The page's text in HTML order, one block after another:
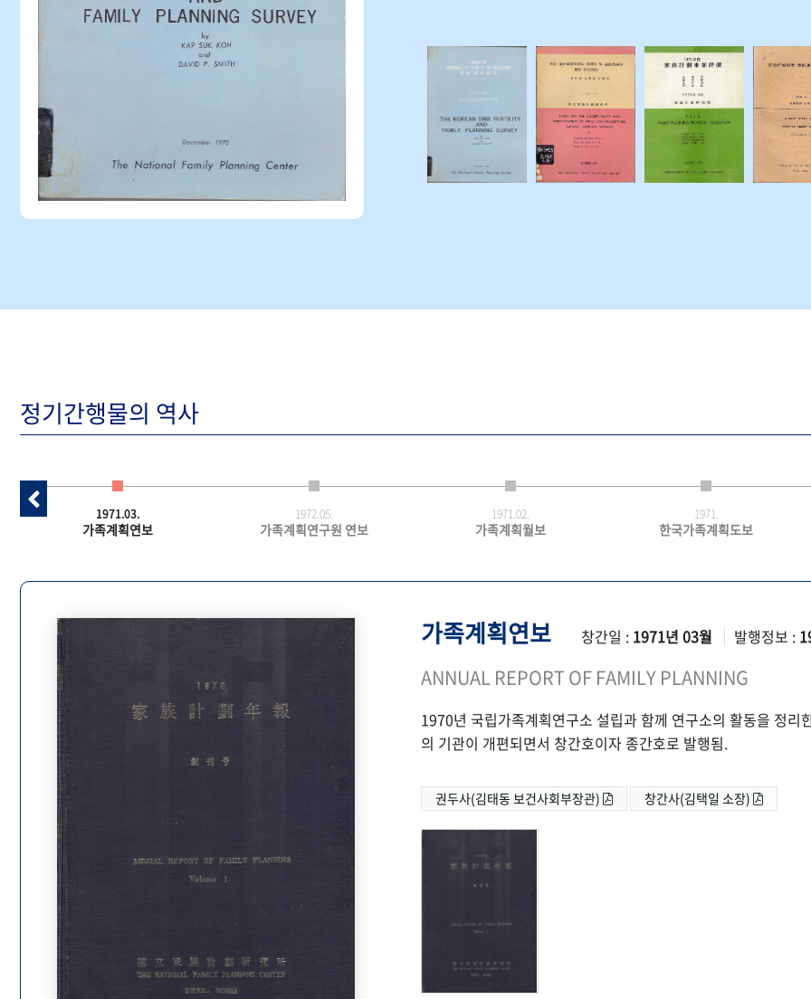
정기간행물의 역사
1971.03.
가족계획연보
1972.05.
가족계획연구원 연보
1971.02.
가족계획월보
1971.
한국가족계획도보
가족계획연보 창간일 : 1971년 03월 발행정보 :
ANNUAL REPORT OF FAMILY PLANNING
1970년 국립가족계획연구소 설립과 함께 연구소의 활동을 정
의 기관이 개편되면서 창간호이자 종간호로 발행됨.
권두사(김태동 보건사회부장관) 창간사(김택일 소장)